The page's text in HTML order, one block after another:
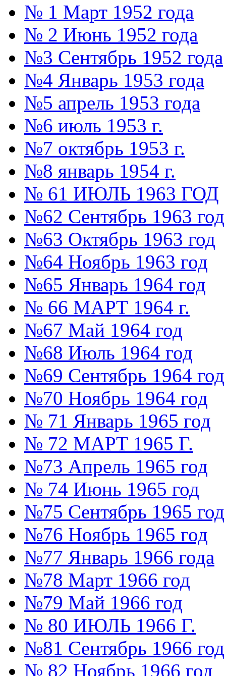
№ 1 Март 1952 года
№ 2 Июнь 1952 года
№3 Сентябрь 1952 года
№4 Январь 1953 года
№5 апрель 1953 года
№6 июль 1953 г.
№7 октябрь 1953 г.
№8 январь 1954 г.
№ 61 ИЮЛЬ 1963 ГОД
№62 Сентябрь 1963 год
№63 Октябрь 1963 год
№64 Ноябрь 1963 год
№65 Январь 1964 год
№ 66 МАРТ 1964 г.
№67 Май 1964 год
№68 Июль 1964 год
№69 Сентябрь 1964 год
№70 Ноябрь 1964 год
№ 71 Январь 1965 год
№ 72 МАРТ 1965 Г.
№73 Апрель 1965 год
№ 74 Июнь 1965 год
№75 Сентябрь 1965 год
№76 Ноябрь 1965 год
№77 Январь 1966 года
№78 Март 1966 год
№79 Май 1966 год
№ 80 ИЮЛЬ 1966 Г.
№81 Сентябрь 1966 год
№ 82 Ноябрь 1966 год